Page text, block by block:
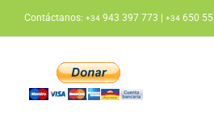
contenido
Contáctanos: +34 943 397 773 | +34 650